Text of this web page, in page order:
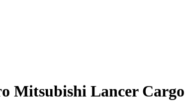
Mitsubishi Lancer Cargo